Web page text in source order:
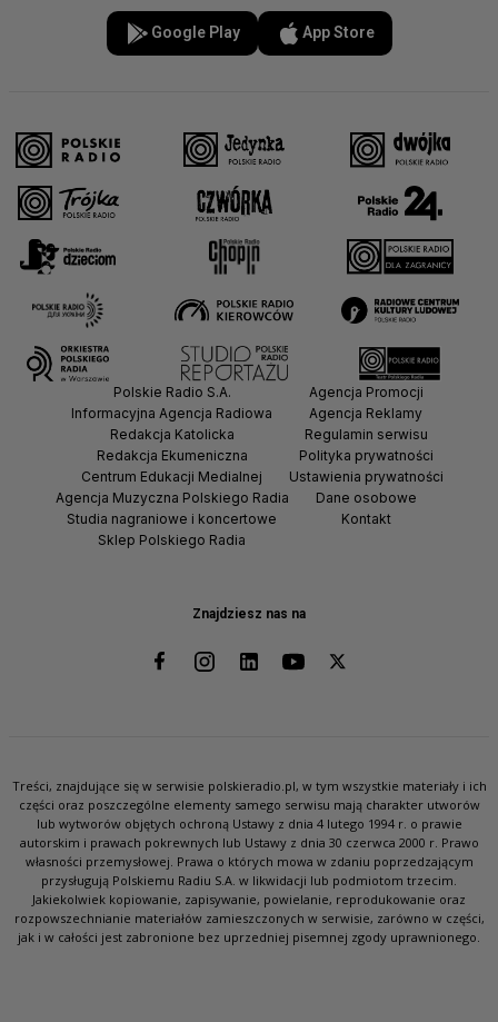
Google Play App Store
Znajdziesz nas na
Polskie Radio S.A.
Informacyjna Agencja Radiowa
Redakcja Katolicka
Redakcja Ekumeniczna
Centrum Edukacji Medialnej
Agencja Muzyczna Polskiego Radia
Studia nagraniowe i koncertowe
Sklep Polskiego Radia
Agencja Promocji
Agencja Reklamy
Regulamin serwisu
Polityka prywatności
Ustawienia prywatności
Dane osobowe
Kontakt
Treści, znajdujące się w serwisie polskieradio.pl, w tym wszystkie materiały i ich
części oraz poszczególne elementy samego serwisu mają charakter utworów
lub wytworów objętych ochroną Ustawy z dnia 4 lutego 1994 r. o prawie
autorskim i prawach pokrewnych lub Ustawy z dnia 30 czerwca 2000 r. Prawo
własności przemysłowej. Prawa o których mowa w zdaniu poprzedzającym
przysługują Polskiemu Radiu S.A. w likwidacji lub podmiotom trzecim.
Jakiekolwiek kopiowanie, zapisywanie, powielanie, reprodukowanie oraz
rozpowszechnianie materiałów zamieszczonych w serwisie, zarówno w części,
jak i w całości jest zabronione bez uprzedniej pisemnej zgody uprawnionego.